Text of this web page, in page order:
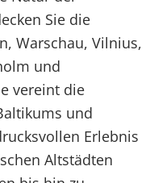
Sie die
Warschau, Vilnius,
und
vereint die
und
Erlebnis
Altstädten